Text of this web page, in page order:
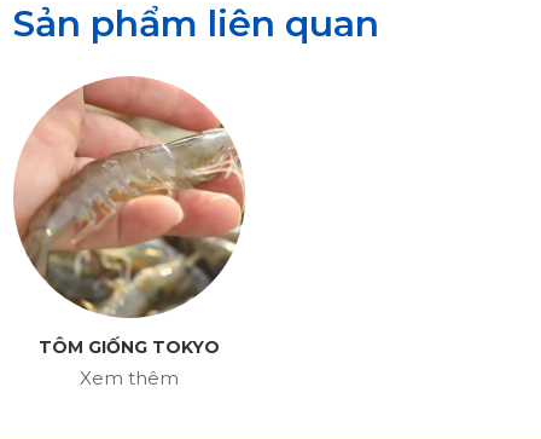
Sản phẩm liên quan
TÔM GIỐNG TOKYO
Xem thêm